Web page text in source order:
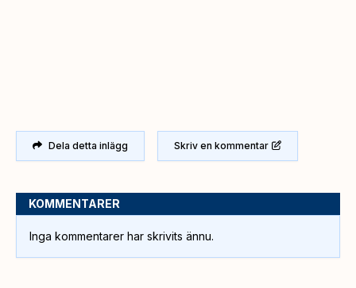
Dela detta inlägg Skriv en kommentar
KOMMENTARER
Inga kommentarer har skrivits ännu.